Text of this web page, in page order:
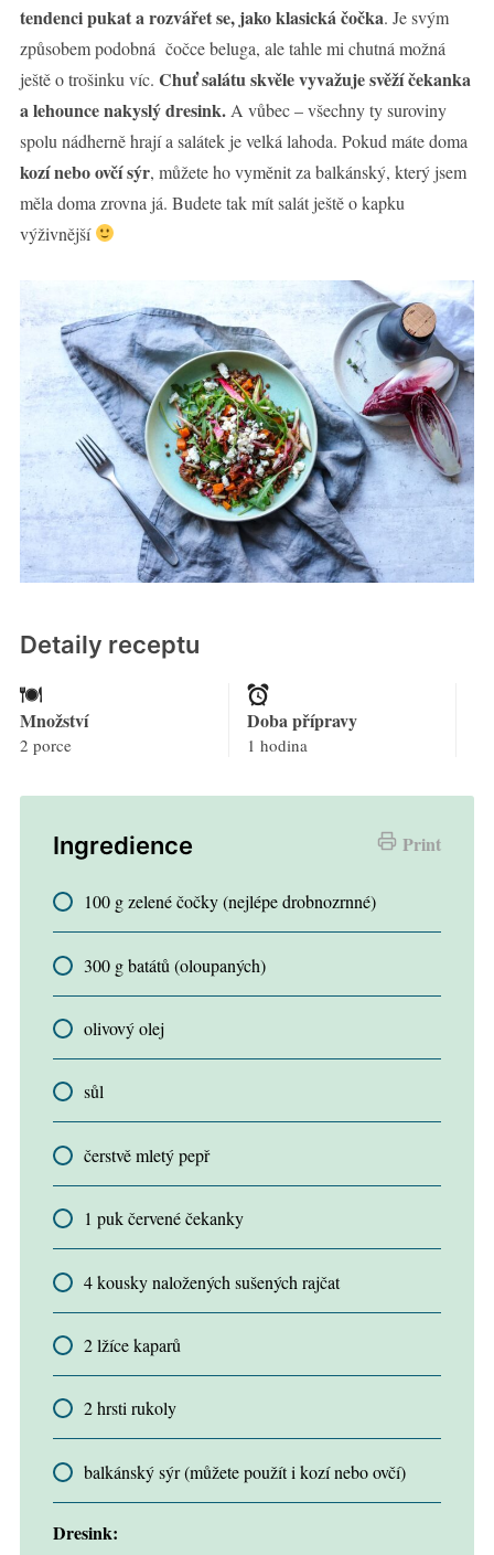
tendenci pukat a rozvářet se, jako klasická čočka. Je svým
způsobem podobná čočce beluga, ale tahle mi chutná možná
ještě o trošinku víc. Chuť salátu skvěle vyvažuje svěží čekanka
a lehounce nakyslý dresink.A vůbec – všechny ty suroviny
spolu nádherně hrají a salátek je velká lahoda. Pokud máte doma
kozí nebo ovčí sýr, můžete ho vyměnit za balkánský, který jsem
měla doma zrovna já. Budete tak mít salát ještě o kapku
výživnější
Detaily receptu
Množství
2 porce
Doba přípravy
1 hodina
Print
Ingredience
100 g zelené čočky (nejlépe drobnozrnné)
300 g batátů (oloupaných)
olivový olej
sůl
čerstvě mletý pepř
1 puk červené čekanky
4 kousky naložených sušených rajčat
2 lžíce kaparů
2 hrsti rukoly
balkánský sýr (můžete použít i kozí nebo ovčí)
Dresink: